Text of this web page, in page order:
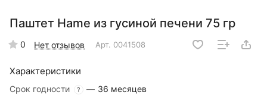
Паштет Hame из гусиной печени 75 гр
0 Нет отзывов Арт. 0041508
Характеристики
Срок годности ? — 36 месяцев